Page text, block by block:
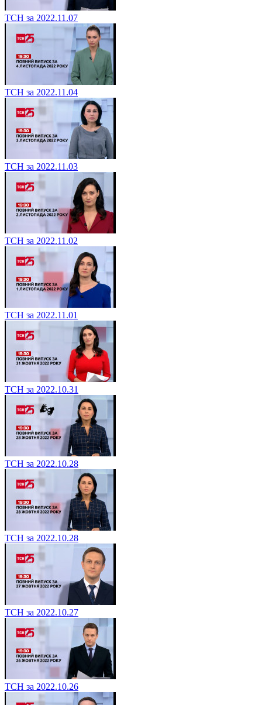
ТСН за 2022.11.07
ТСН за 2022.11.04
ТСН за 2022.11.03
ТСН за 2022.11.02
ТСН за 2022.11.01
ТСН за 2022.10.31
ТСН за 2022.10.28
ТСН за 2022.10.28
ТСН за 2022.10.27
ТСН за 2022.10.26